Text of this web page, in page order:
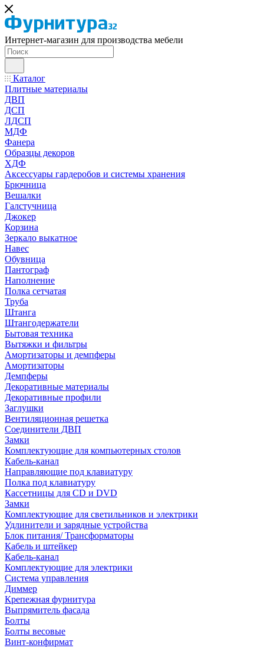
Интернет-магазин для производства мебели
Каталог
Плитные материалы
ДВП
ДСП
ЛДСП
МДФ
Фанера
Образцы декоров
ХДФ
Аксессуары гардеробов и системы хранения
Брючница
Вешалки
Галстучница
Джокер
Корзина
Зеркало выкатное
Навес
Обувница
Пантограф
Наполнение
Полка сетчатая
Труба
Штанга
Штангодержатели
Бытовая техника
Вытяжки и фильтры
Амортизаторы и демпферы
Амортизаторы
Демпферы
Декоративные материалы
Декоративные профили
Заглушки
Вентиляционная решетка
Соединители ДВП
Замки
Комплектующие для компьютерных столов
Кабель-канал
Направляющие под клавиатуру
Полка под клавиатуру
Кассетницы для CD и DVD
Замки
Комплектующие для светильников и электрики
Удлинители и зарядные устройства
Блок питания/ Трансформаторы
Кабель и штейкер
Кабель-канал
Комплектующие для электрики
Система управления
Диммер
Крепежная фурнитура
Выпрямитель фасада
Болты
Болты весовые
Винт-конфирмат